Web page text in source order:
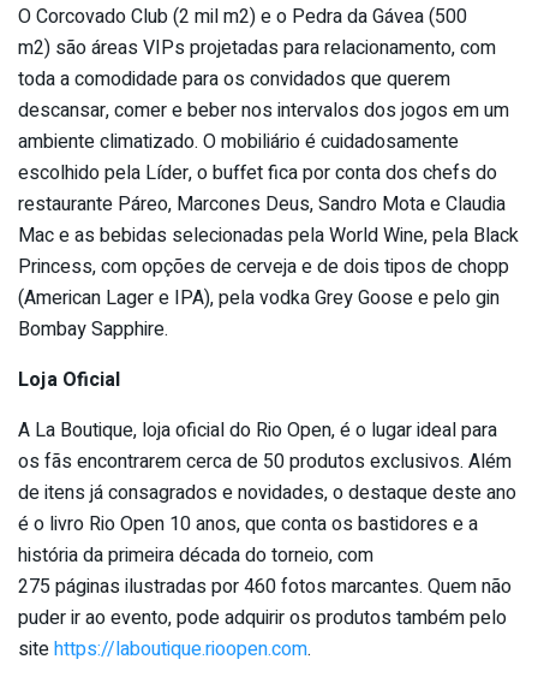
O Corcovado Club (2 mil m2) e o Pedra da Gávea (500
m2) são áreas VIPs projetadas para relacionamento, com
toda a comodidade para os convidados que querem
descansar, comer e beber nos intervalos dos jogos em um
ambiente climatizado. O mobiliário é cuidadosamente
escolhido pela Líder, o buffet fica por conta dos chefs do
restaurante Páreo, Marcones Deus, Sandro Mota e Claudia
Mac e as bebidas selecionadas pela World Wine, pela Black
Princess, com opções de cerveja e de dois tipos de chopp
(American Lager e IPA), pela vodka Grey Goose e pelo gin
Bombay Sapphire.
Loja Oficial
A La Boutique, loja oficial do Rio Open, é o lugar ideal para
os fãs encontrarem cerca de 50 produtos exclusivos. Além
de itens já consagrados e novidades, o destaque deste ano
é o livro Rio Open 10 anos, que conta os bastidores e a
história da primeira década do torneio, com
275 páginas ilustradas por 460 fotos marcantes. Quem não
puder ir ao evento, pode adquirir os produtos também pelo
sitehttps://laboutique.rioopen.com.